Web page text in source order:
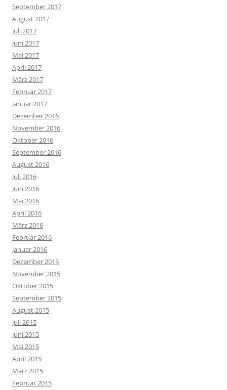
September 2017
August 2017
Juli 2017
Juni 2017
Mai 2017
April 2017
März 2017
Februar 2017
Januar 2017
Dezember 2016
November 2016
Oktober 2016
September 2016
August 2016
Juli 2016
Juni 2016
Mai 2016
April 2016
März 2016
Februar 2016
Januar 2016
Dezember 2015
November 2015
Oktober 2015
September 2015
August 2015
Juli 2015
Juni 2015
Mai 2015
April 2015
März 2015
Februar 2015